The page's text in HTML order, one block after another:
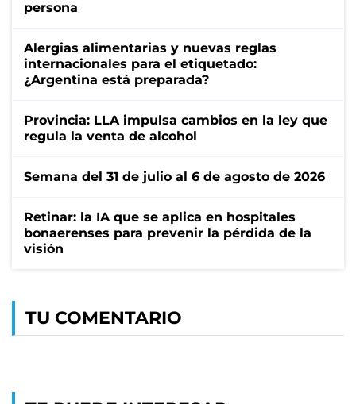
persona
Alergias alimentarias y nuevas reglas
internacionales para el etiquetado:
¿Argentina está preparada?
Provincia: LLA impulsa cambios en la ley que
regula la venta de alcohol
Semana del 31 de julio al 6 de agosto de 2026
Retinar: la IA que se aplica en hospitales
bonaerenses para prevenir la pérdida de la
visión
TU COMENTARIO